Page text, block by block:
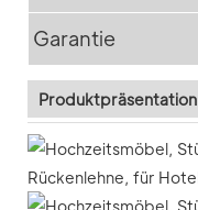
Garantie
Produktpräsentation